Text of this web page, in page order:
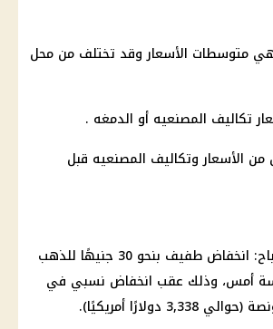
هي متوسطات الأسعار وقد تختلف من محل
تكاليف المصنعيه أو الدمغه .
من الأسعار وتكاليف المصنعيه قبل
1. هامش سعر الصباح: انخفاض طفيف بنحو 30 جنيهًا للذهب
بجلسة أمس، وذلك عقب انخفاض نسبي في
دولارًا أمريكيًا).